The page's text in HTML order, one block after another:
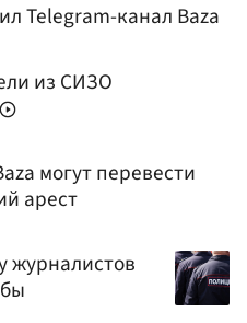
Telegram-канал Baza
из СИЗО
могут перевести
арест
журналистов